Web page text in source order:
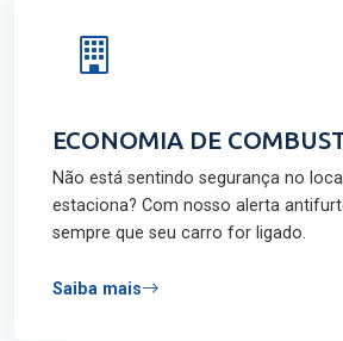
ECONOMIA DE
Não está sentindo segurança no
estaciona? Com nosso alerta
sempre que seu carro for ligado.
Saiba mais